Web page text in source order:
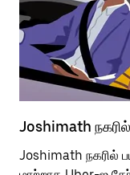
Joshimath
Joshimath நகரில்